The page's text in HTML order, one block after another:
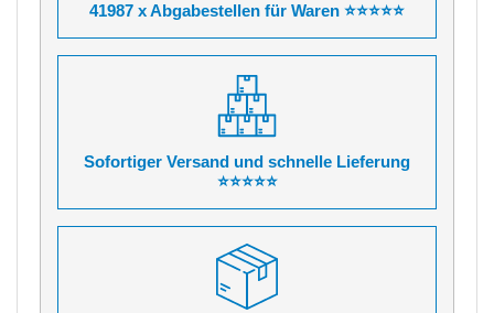
41987 x Abgabestellen für Waren ⭐⭐⭐⭐⭐
Sofortiger Versand und schnelle Lieferung
⭐⭐⭐⭐⭐